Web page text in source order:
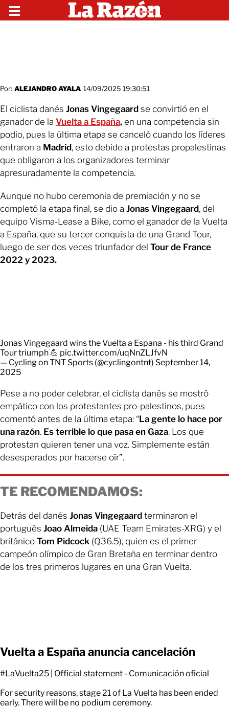
Por: ALEJANDRO AYALA 14/09/2025 19:30:51
El ciclista danés Jonas Vingegaard se convirtió en el
ganador de la Vuelta a España, en una competencia sin
podio, pues la última etapa se canceló cuando los líderes
entraron a Madrid, esto debido a protestas propalestinas
que obligaron a los organizadores terminar
apresuradamente la competencia.
Aunque no hubo ceremonia de premiación y no se
completó la etapa final, se dio a Jonas Vingegaard, del
equipo Visma-Lease a Bike, como el ganador de la Vuelta
a España, que su tercer conquista de una Grand Tour,
luego de ser dos veces triunfador del Tour de France
2022 y 2023.
Jonas Vingegaard wins the Vuelta a Espana - his third Grand
Tour triumph 💪 pic.twitter.com/uqNnZLJfvN
— Cycling on TNT Sports (@cyclingontnt) September 14,
2025
Pese a no poder celebrar, el ciclista danés se mostró
empático con los protestantes pro-palestinos, pues
comentó antes de la última etapa: “La gente lo hace por
una razón. Es terrible lo que pasa en Gaza. Los que
protestan quieren tener una voz. Simplemente están
desesperados por hacerse oír”.
TE RECOMENDAMOS:
Detrás del danés Jonas Vingegaard terminaron el
portugués Joao Almeida (UAE Team Emirates-XRG) y el
británico Tom Pidcock (Q36.5), quien es el primer
campeón olímpico de Gran Bretaña en terminar dentro
de los tres primeros lugares en una Gran Vuelta.
Vuelta a España anuncia cancelación
#LaVuelta25 | Official statement - Comunicación oficial
For security reasons, stage 21 of La Vuelta has been ended
early. There will be no podium ceremony.